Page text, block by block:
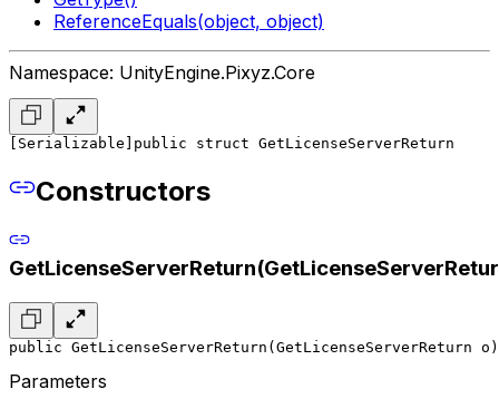
ReferenceEquals(object, object)
Namespace: UnityEngine.Pixyz.Core
[Serializable] public struct GetLicenseServerReturn
Constructors
public GetLicenseServerReturn(GetLicenseServerReturn o)
Parameters